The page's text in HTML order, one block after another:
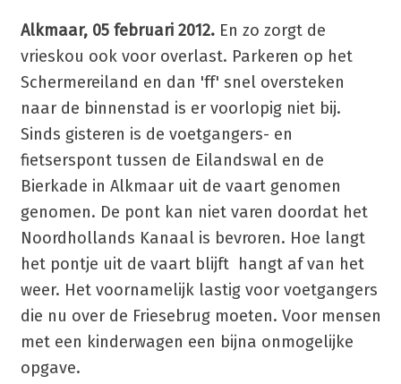
Alkmaar, 05 februari 2012.En zo zorgt de
vrieskou ook voor overlast. Parkeren op het
Schermereiland en dan 'ff' snel oversteken
naar de binnenstad is er voorlopig niet bij.
Sinds gisteren is de voetgangers- en
fietserspont tussen de Eilandswal en de
Bierkade in Alkmaar uit de vaart genomen
genomen. De pont kan niet varen doordat het
Noordhollands Kanaal is bevroren. Hoe langt
het pontje uit de vaart blijft hangt af van het
weer. Het voornamelijk lastig voor voetgangers
die nu over de Friesebrug moeten. Voor mensen
met een kinderwagen een bijna onmogelijke
opgave.